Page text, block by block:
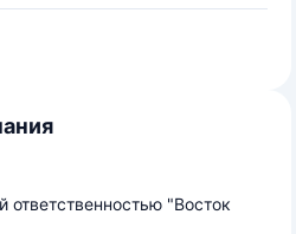
ответственностью "Восток